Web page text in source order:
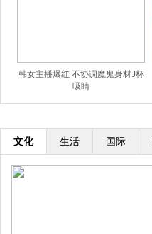
韩女主播爆红 不协调魔鬼身材J杯
吸睛
文化 生活 国际